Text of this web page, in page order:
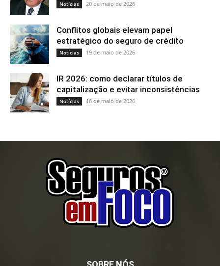
Notícias 20 de maio de 2026
Conflitos globais elevam papel
estratégico do seguro de crédito
Notícias 19 de maio de 2026
IR 2026: como declarar títulos de
capitalização e evitar inconsistências
Notícias 18 de maio de 2026